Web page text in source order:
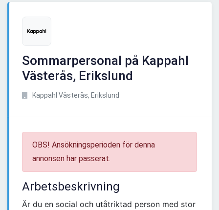
Sommarpersonal på Kappahl
Västerås, Erikslund
Kappahl Västerås, Erikslund
OBS! Ansökningsperioden för denna
annonsen har passerat.
Arbetsbeskrivning
Är du en social och utåtriktad person med stor